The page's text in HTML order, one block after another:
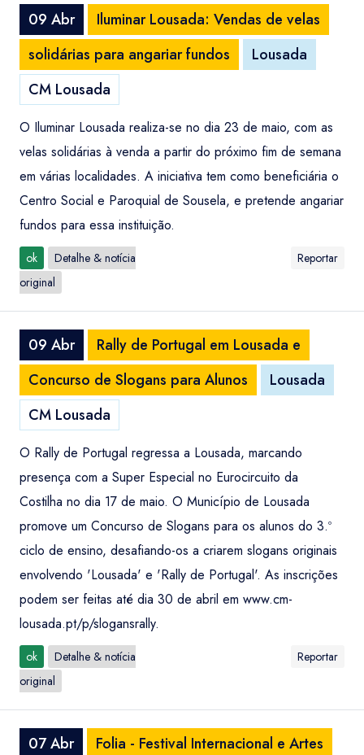
09 Abr
Iluminar Lousada: Vendas de velas
solidárias para angariar fundos
Lousada
CM Lousada
O Iluminar Lousada realiza-se no dia 23 de maio, com as
velas solidárias à venda a partir do próximo fim de semana
em várias localidades. A iniciativa tem como beneficiária o
Centro Social e Paroquial de Sousela, e pretende angariar
fundos para essa instituição.
ok
Detalhe & notícia
original
Reportar
09 Abr
Rally de Portugal em Lousada e
Concurso de Slogans para Alunos
Lousada
CM Lousada
O Rally de Portugal regressa a Lousada, marcando
presença com a Super Especial no Eurocircuito da
Costilha no dia 17 de maio. O Município de Lousada
promove um Concurso de Slogans para os alunos do 3.º
ciclo de ensino, desafiando-os a criarem slogans originais
envolvendo 'Lousada' e 'Rally de Portugal'. As inscrições
podem ser feitas até dia 30 de abril em www.cm-
lousada.pt/p/slogansrally.
ok
Detalhe & notícia
original
Reportar
07 Abr
Folia - Festival Internacional e Artes